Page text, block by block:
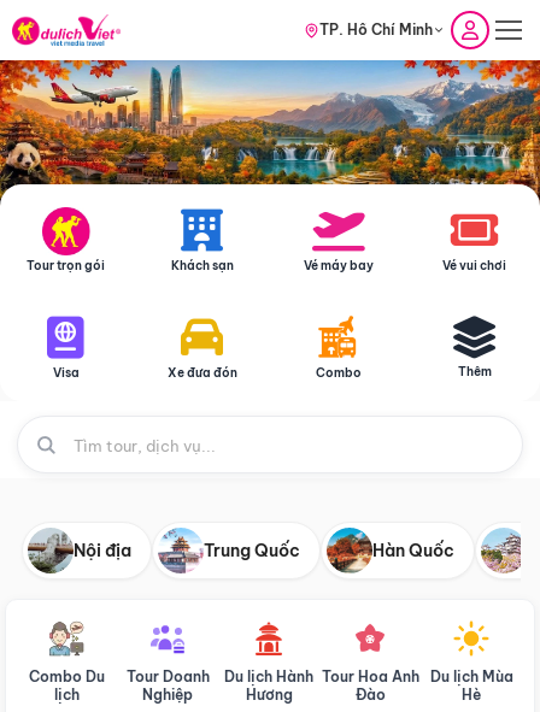
TP. Hồ Chí Minh
Tour trọn gói Khách sạn Vé máy bay Vé vui chơi
Visa Xe đưa đón Combo Thêm
Nội địa Trung Quốc Hàn Quốc
Combo Du
lịch
Tour Doanh
Nghiệp
Du lịch Hành
Hương
Tour Hoa Anh
Đào
Du lịch Mùa
Hè